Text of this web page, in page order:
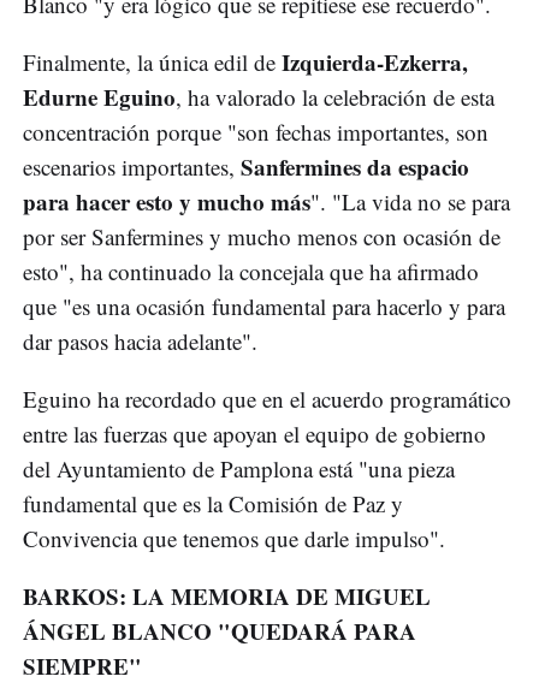
Finalmente, la única edil de Izquierda-Ezkerra,
Edurne Eguino, ha valorado la celebración de esta
concentración porque "son fechas importantes, son
escenarios importantes, Sanfermines da espacio
para hacer esto y mucho más". "La vida no se para
por ser Sanfermines y mucho menos con ocasión de
esto", ha continuado la concejala que ha afirmado
que "es una ocasión fundamental para hacerlo y para
dar pasos hacia adelante".
Eguino ha recordado que en el acuerdo programático
entre las fuerzas que apoyan el equipo de gobierno
del Ayuntamiento de Pamplona está "una pieza
fundamental que es la Comisión de Paz y
Convivencia que tenemos que darle impulso".
BARKOS: LA MEMORIA DE MIGUEL
ÁNGEL BLANCO "QUEDARÁ PARA
SIEMPRE"